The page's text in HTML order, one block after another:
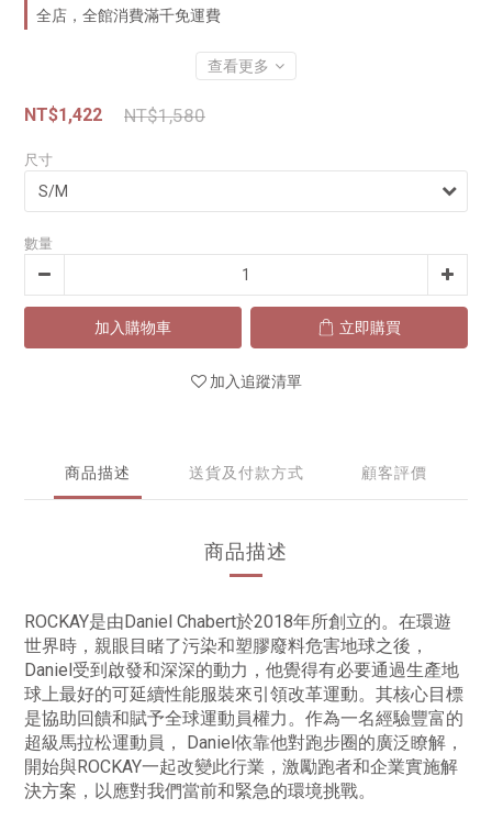
全店，全館消費滿千免運費
查看更多
NT$1,422 NT$1,580
尺寸
數量
加入購物車 立即購買
加入追蹤清單
商品描述 送貨及付款方式 顧客評價
商品描述
ROCKAY是由Daniel Chabert於2018年所創立的。在環遊
世界時，親眼目睹了污染和塑膠廢料危害地球之後，
Daniel受到啟發和深深的動力，他覺得有必要通過生產地
球上最好的可延續性能服裝來引領改革運動。其核心目標
是協助回饋和賦予全球運動員權力。作為一名經驗豐富的
超級馬拉松運動員， Daniel依靠他對跑步圈的廣泛瞭解，
開始與ROCKAY一起改變此行業，激勵跑者和企業實施解
決方案，以應對我們當前和緊急的環境挑戰。